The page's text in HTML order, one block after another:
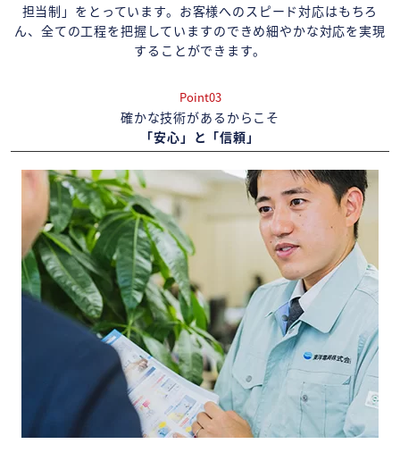
担当制」をとっています。お客様へのスピード対応はもちろ
ん、全ての工程を把握していますのできめ細やかな対応を実現
することができます。
Point03
確かな技術があるからこそ
「安心」と「信頼」